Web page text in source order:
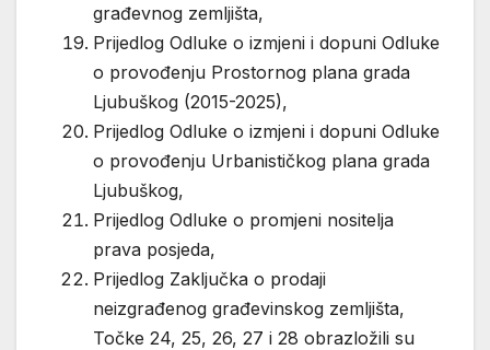
građevnog zemljišta,
Prijedlog Odluke o izmjeni i dopuni Odluke
o provođenju Prostornog plana grada
Ljubuškog (2015-2025),
Prijedlog Odluke o izmjeni i dopuni Odluke
o provođenju Urbanističkog plana grada
Ljubuškog,
Prijedlog Odluke o promjeni nositelja
prava posjeda,
Prijedlog Zaključka o prodaji
neizgrađenog građevinskog zemljišta,
Točke 24, 25, 26, 27 i 28 obrazložili su